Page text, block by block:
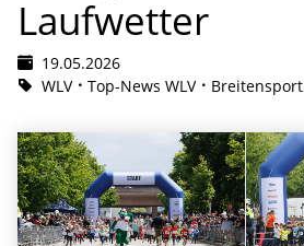
Laufwetter
19.05.2026
WLV
Top-News WLV Breitensport